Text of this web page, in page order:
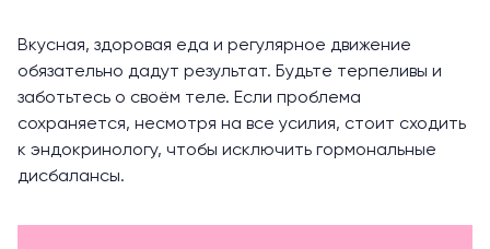
Вкусная, здоровая еда и регулярное движение
обязательно дадут результат. Будьте терпеливы и
заботьтесь о своём теле. Если проблема
сохраняется, несмотря на все усилия, стоит сходить
к эндокринологу, чтобы исключить гормональные
дисбалансы.